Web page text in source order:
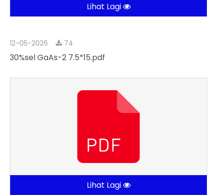
Lihat Lagi
12-05-2026 74
30%sel GaAs-2 7.5*15.pdf
Lihat Lagi